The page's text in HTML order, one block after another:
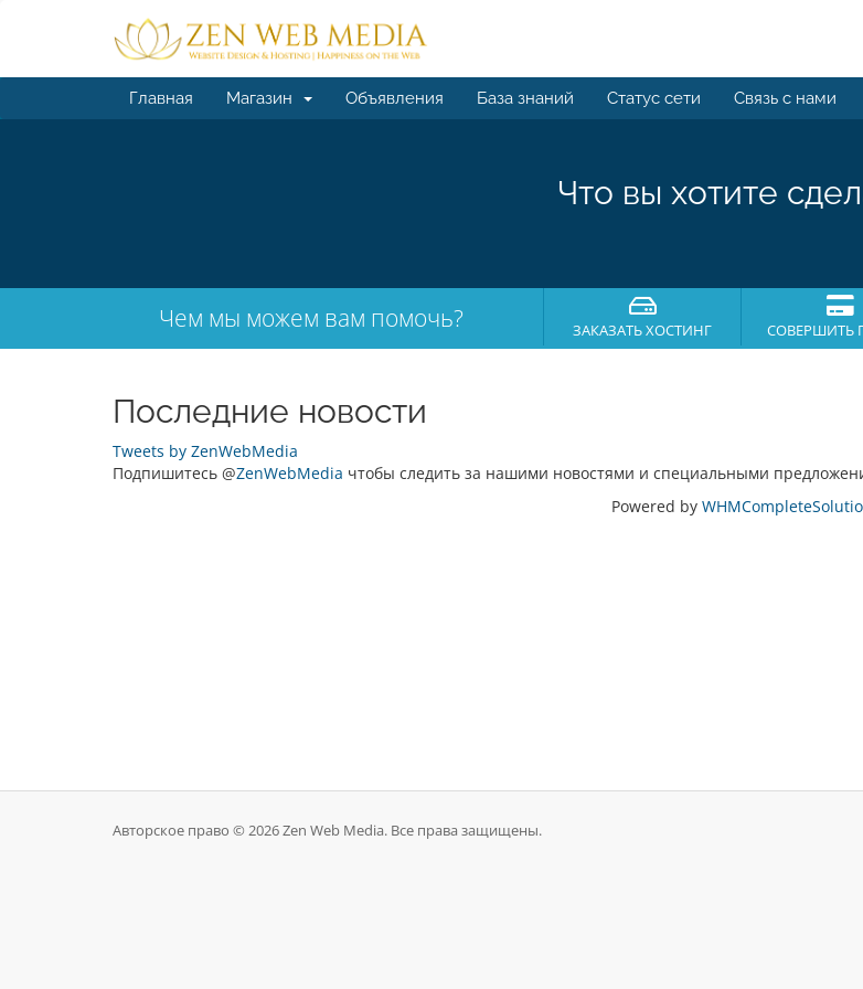
Главная Магазин Объявления База знаний Статус сети Связь с нами
Что вы хотите
Чем мы можем вам помочь? ЗАКАЗАТЬ ХОСТИНГ СОВЕРШИТЬ
Последние новости
Tweets by ZenWebMedia
Подпишитесь @ZenWebMedia чтобы следить за нашими новостями и специальными
Powered by
Авторское право © 2026 Zen Web Media. Все права защищены.